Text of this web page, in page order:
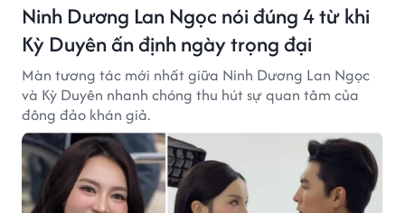
Ninh Dương Lan Ngọc nói đúng 4 từ khi
Kỳ Duyên ấn định ngày trọng đại
Màn tương tác mới nhất giữa Ninh Dương Lan Ngọc
và Kỳ Duyên nhanh chóng thu hút sự quan tâm của
đông đảo khán giả.